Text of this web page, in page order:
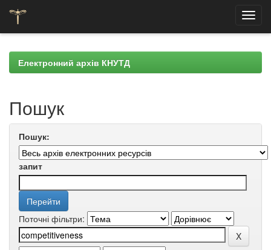
navigationЕлектронний архів КНУТД
Пошук
Пошук:
запит
Поточні фільтри: